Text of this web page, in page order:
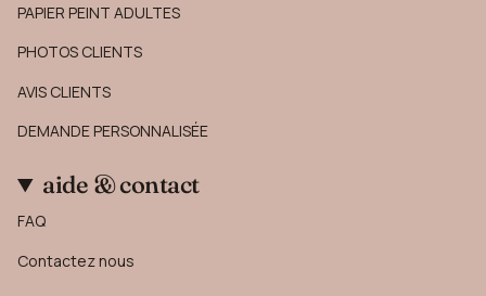
PAPIER PEINT ADULTES
PHOTOS CLIENTS
AVIS CLIENTS
DEMANDE PERSONNALISÉE
aide & contact
FAQ
Contactez nous